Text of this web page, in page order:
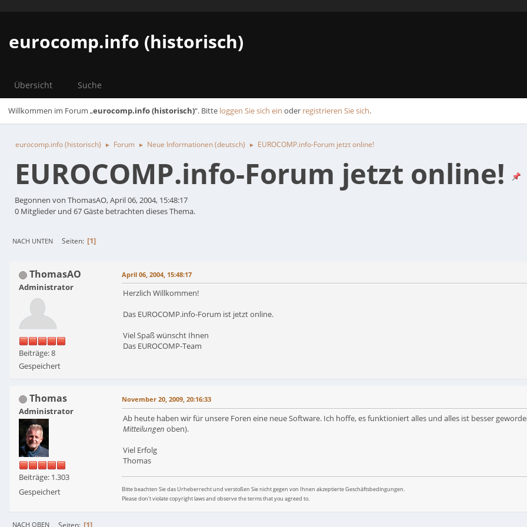
eurocomp.info (historisch)
Übersicht Suche
Willkommen im Forum „eurocomp.info (historisch)“. Bitte loggen Sie sich ein oder registrieren Sie sich.
eurocomp.info (historisch) ► Forum ► Neue Informationen (deutsch) ► EUROCOMP.info-Forum jetzt online!
EUROCOMP.info-Forum jetzt online!
Begonnen von ThomasAO, April 06, 2004, 15:48:17
0 Mitglieder und 67 Gäste betrachten dieses Thema.
NACH UNTEN Seiten 1
ThomasAO
Administrator
Beiträge: 8
Gespeichert
April 06, 2004, 15:48:17
Herzlich Willkommen!
Das EUROCOMP.info-Forum ist jetzt online.
Viel Spaß wünscht Ihnen
Das EUROCOMP-Team
Thomas
Administrator
Beiträge: 1.303
Gespeichert
November 20, 2009, 20:16:33
Ab heute haben wir für unsere Foren eine neue Software. Ich hoffe, es funktioniert alles und alles ist besser
Mitteilungen oben).
Viel Erfolg
Thomas
Bitte beachten Sie das Urheberrecht und verstoßen Sie nicht gegen von Ihnen akzeptierte Geschäftsbedingungen.
Please don't violate copyright laws and observe the terms that you agreed to.
NACH OBEN Seiten 1